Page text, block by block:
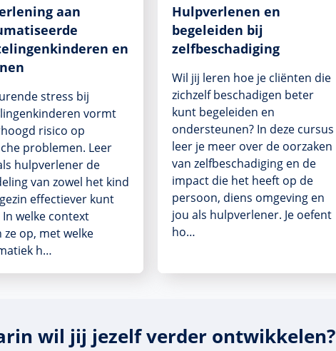
aan
en
stress bij
vormt
risico op
problemen. Leer
hulpverlener de
van zowel het kind
effectiever kunt
In welke context
ze op, met welke
h…
Hulpverlenen en
begeleiden bij
zelfbeschadiging
Wil jij leren hoe je cliënten die
zichzelf beschadigen beter
kunt begeleiden en
ondersteunen? In deze cursus
leer je meer over de oorzaken
van zelfbeschadiging en de
impact die het heeft op de
persoon, diens omgeving en
jou als hulpverlener. Je oefent
ho…
wil jij jezelf verder ontwikkelen?